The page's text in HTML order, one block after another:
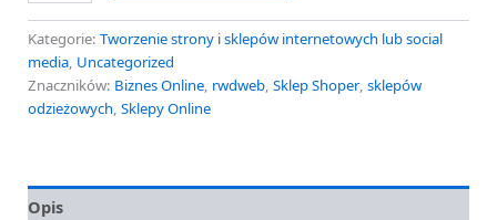
Kategorie: Tworzenie strony i sklepów internetowych lub social
media, Uncategorized
Znaczników: Biznes Online, rwdweb, Sklep Shoper, sklepów
odzieżowych, Sklepy Online
Opis